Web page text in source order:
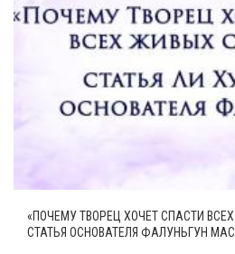
«ПОЧЕМУ ТВОРЕЦ ХОЧЕТ СПАСТИ
СТАТЬЯ ОСНОВАТЕЛЯ ФАЛУНЬГУН